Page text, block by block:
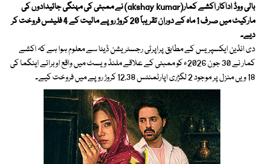
بالی ووڈ اداکار اکشے کمار(akshay kumar) نے ممبئی کی مہنگی جائیدادوں کی
مارکیٹ میں صرف 1 ماہ کے دوران تقریباً 20 کروڑ روپے مالیت کے 4 فلیٹس فروخت کر
دیے۔
دی انڈین ایکسپریس کے مطابق پراپرٹی رجسٹریشن ڈیٹا سے معلوم ہوا ہے کہ اکشے
کمار نے 30 جون 2026ء کو ممبئی کے علاقے ملنڈ ویسٹ میں واقع اوبرائے اینگما کی
18 ویں منزل پر موجود 2 لگژری اپارٹمنٹس 12.38 کروڑ روپے میں فروخت کیے۔